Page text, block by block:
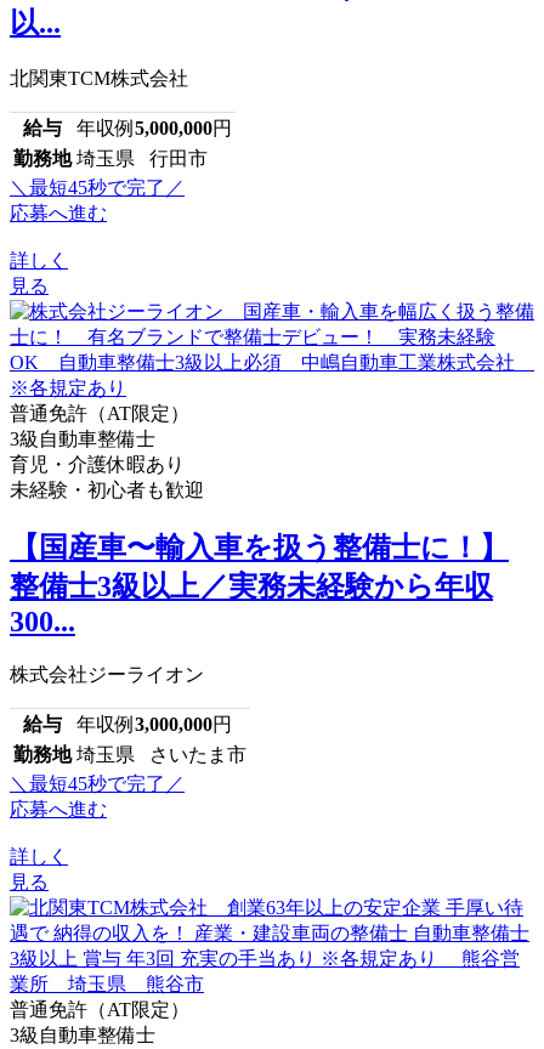
以...
北関東TCM株式会社
給与 年収例 5,000,000円
勤務地 埼玉県 行田市
＼最短45秒で完了／
応募へ進む
詳しく
見る
普通免許（AT限定）
3級自動車整備士
育児・介護休暇あり
未経験・初心者も歓迎
【国産車〜輸入車を扱う整備士に！】
整備士3級以上／実務未経験から年収
300...
株式会社ジーライオン
給与 年収例 3,000,000円
勤務地 埼玉県 さいたま市
＼最短45秒で完了／
応募へ進む
詳しく
見る
普通免許（AT限定）
3級自動車整備士